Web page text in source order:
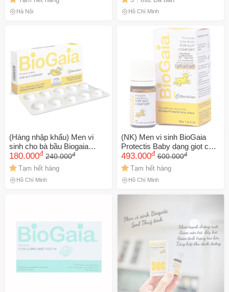
Hà Nội
Từ Sữa Mẹ
Hồ Chí Minh
(Hàng nhập khẩu) Men vi
sinh cho bà bầu Biogaia
Protectis 10 viên
180.000đ 240.000đ
Tạm hết hàng
Hồ Chí Minh
(NK) Men vi sinh BioGaia
Protectis Baby dạng giọt cho
trẻ sơ sinh
493.000đ 600.000đ
Tạm hết hàng
Hồ Chí Minh
🎁 Đừng Bỏ Lỡ! 🎁
Mã Giảm Giá Dành Riêng Cho Bạn
cho bất kỳ đơn hàng nào.
XXX-XXXX
Số lần áp dụng:
LẤY MÃ NGAY